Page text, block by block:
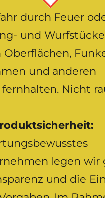
durch Feuer
und
Oberflächen,
und anderen
Nicht
legen wir
und die